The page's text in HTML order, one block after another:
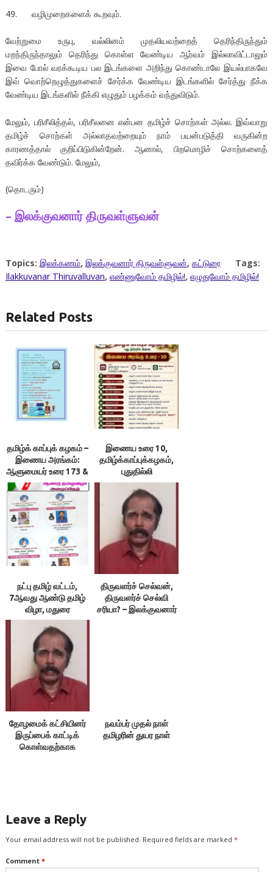
49. வழிமுறைகளைக் கூறவும்.
வேற்றுமை உருபு, வல்லினம் முதலியவற்றைத் தெரிந்திருந்தும்
மறந்திருந்தாலும் தெரிந்து கொள்ள வேண்டிய ஆர்வம் இல்லாவிட்டாலும்
இவை போல் வரக்கூடிய பல இடங்களை அறிந்து கொண்டாலே இயல்பாகவே
இவ் வொற்றெழுத்துகளைச் சேர்க்க வேண்டிய இடங்களில் சேர்த்து நீக்க
வேண்டிய இடங்களில் நீக்கி எழுதும் பழக்கம் வந்துவிடும்.
மேலும், பரிசீலித்தல், பரிசீலனை என்பன தமிழ்ச் சொற்கள் அல்ல. இவ்வாறு
தமிழ்ச் சொற்கள் அல்லாதவற்றையும் நாம் பயன்படுத்தி வருகின்ற
காரணத்தால் குறிப்பிடுகின்றேன். ஆனால், பிறமொழிச் சொற்களைத்
தவிர்க்க வேண்டும். மேலும்,
(தொடரும்)
– இலக்குவனார் திருவள்ளுவன்
Topics: இலக்கணம், இலக்குவனார் திருவள்ளுவன், கட்டுரை
Tags:
Ilakkuvanar Thiruvalluvan, எண்ணுவோம் தமிழில்!, எழுதுவோம் தமிழில்!
Related Posts
தமிழ்க் காப்புக் கழகம் –
இணைய அரங்கம்:
ஆளுமையர் உரை 173 &
174 ; நூலரங்கம்
இணைய உரை 10,
தமிழ்க்காப்புக்கழகம்,
புதுதில்லி
நட்பு தமிழ் வட்டம்,
7ஆவது ஆண்டு தமிழ்
விழா, மதுரை
திருவளர்ச் செல்வன்,
திருவளர்ச் செல்வி
சரியா? – இலக்குவனார்
தோழமைக் கட்சியினர்
இருப்பைக் காட்டிக்
கொள்வதற்காக
நவம்பர் முதல் நாள்
தமிழரின் துயர நாள்
Leave a Reply
Your email address will not be published. Required fields are marked *
Comment *